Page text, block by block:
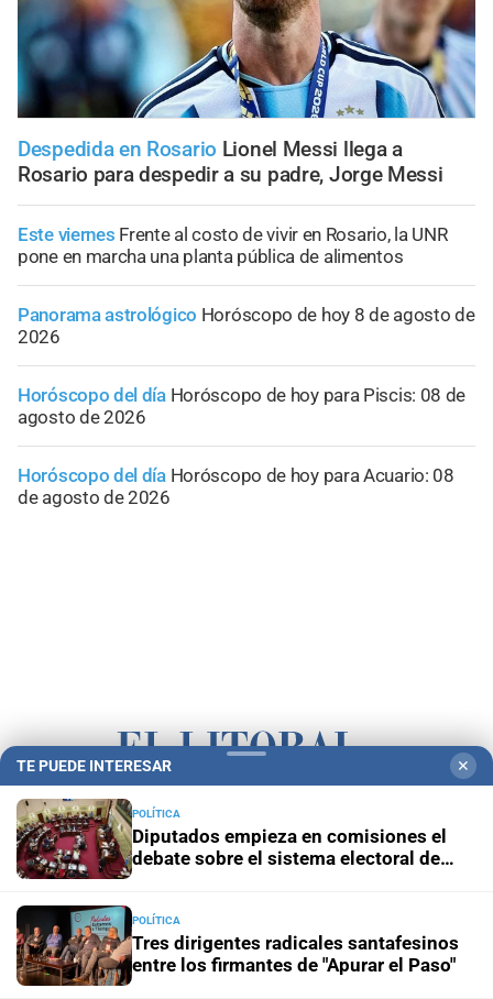
Despedida en Rosario Lionel Messi llega a
Rosario para despedir a su padre, Jorge Messi
Este viernes Frente al costo de vivir en Rosario, la UNR
pone en marcha una planta pública de alimentos
Panorama astrológico Horóscopo de hoy 8 de agosto de
2026
Horóscopo del día Horóscopo de hoy para Piscis: 08 de
agosto de 2026
Horóscopo del día Horóscopo de hoy para Acuario: 08
de agosto de 2026
Campolitoral Revista Nosotros
Podcasts Mirador Provincial VivíMejor SF Puerto Negocios
TE PUEDE INTERESAR ✕
POLÍTICA
Diputados empieza en comisiones el
debate sobre el sistema electoral de
POLÍTICA
Tres dirigentes radicales santafesinos
entre los firmantes de "Apurar el Paso"